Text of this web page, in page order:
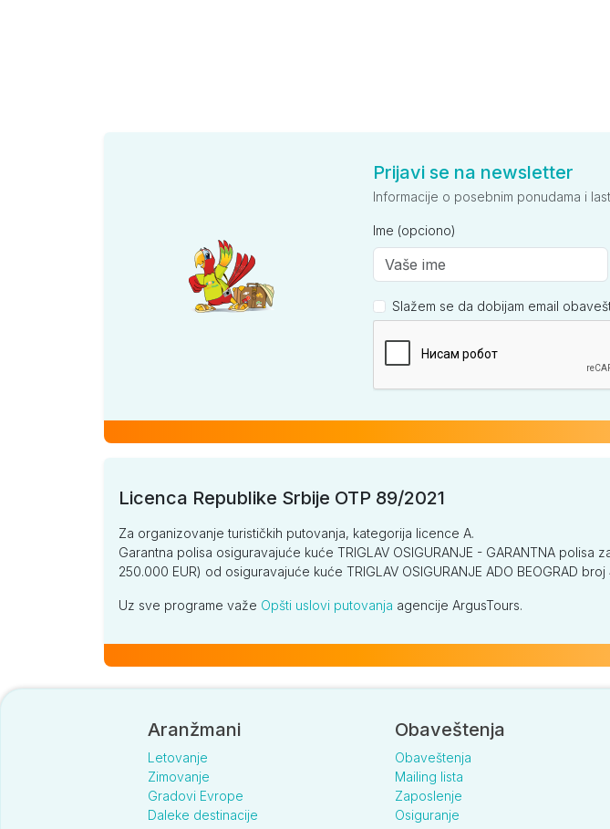
Prijavi se na newsletter
Informacije o posebnim ponudama i
Ime (opciono)
Slažem se da dobijam email
Licenca Republike Srbije OTP 89/2021
Za organizovanje turističkih putovanja, kategorija licence A.
Garantna polisa osiguravajuće kuće TRIGLAV OSIGURANJE - GARANTNA
250.000 EUR) od osiguravajuće kuće TRIGLAV OSIGURANJE ADO BEOGRAD
Uz sve programe važe Opšti uslovi putovanja agencije ArgusTours.
Aranžmani
Letovanje
Zimovanje
Gradovi Evrope
Daleke destinacije
Obaveštenja
Obaveštenja
Mailing lista
Zaposlenje
Osiguranje